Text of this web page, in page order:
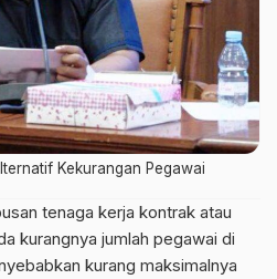
Kekurangan Pegawai
tenaga kerja kontrak atau
kurangnya jumlah pegawai di
kurang maksimalnya